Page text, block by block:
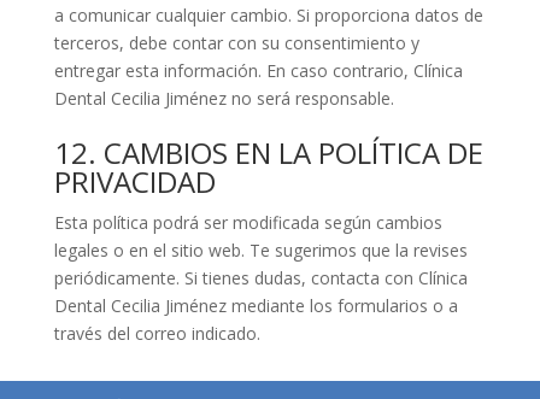
a comunicar cualquier cambio. Si proporciona datos de
terceros, debe contar con su consentimiento y
entregar esta información. En caso contrario, Clínica
Dental Cecilia Jiménez no será responsable.
12. CAMBIOS EN LA POLÍTICA DE
PRIVACIDAD
Esta política podrá ser modificada según cambios
legales o en el sitio web. Te sugerimos que la revises
periódicamente. Si tienes dudas, contacta con Clínica
Dental Cecilia Jiménez mediante los formularios o a
través del correo indicado.